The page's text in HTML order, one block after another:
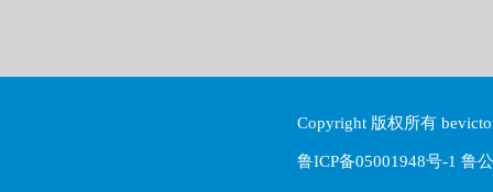
Copyright 版权所有
鲁ICP备05001948号-1 鲁